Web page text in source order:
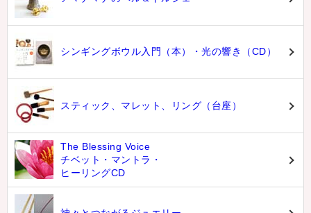
シンギングボウル入門（本）・光の響き（CD）
スティック、マレット、リング（台座）
The Blessing Voice
チベット・マントラ・
ヒーリングCD